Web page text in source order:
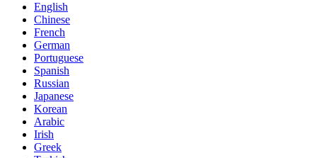
English
Chinese
French
German
Portuguese
Spanish
Russian
Japanese
Korean
Arabic
Irish
Greek